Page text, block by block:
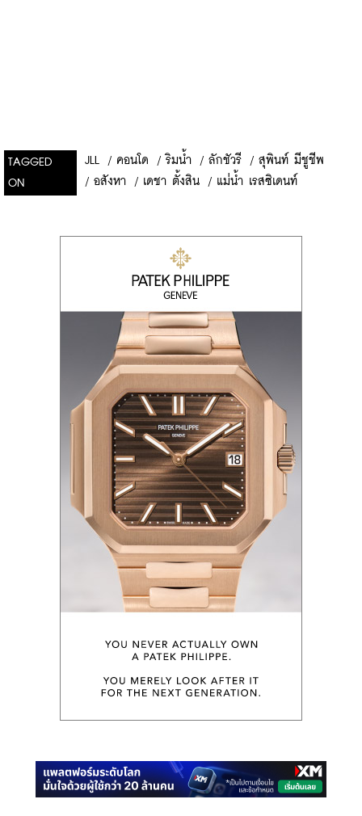
TAGGED
ON
JLL / คอนโด / ริมน้ำ / ลักชัวรี / สุพินท์ มีชูชีพ
/ อสังหา / เดชา ตั้งสิน / แม่น้ำ เรสซิเดนท์